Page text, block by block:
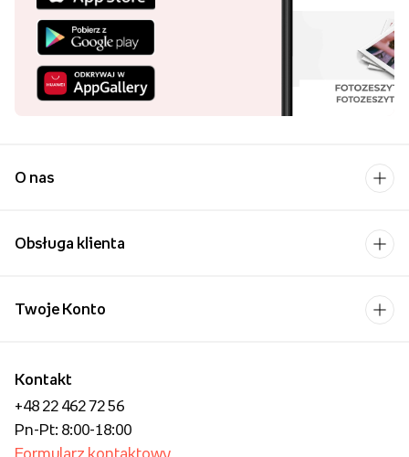
O nas
Obsługa klienta
Kontakt
+48 22 462 72 56
Pn-Pt: 8:00-18:00
Formularz kontaktowy
Twoje Konto